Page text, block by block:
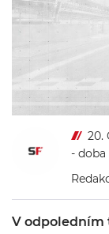
20.
- doba
V odpoledním